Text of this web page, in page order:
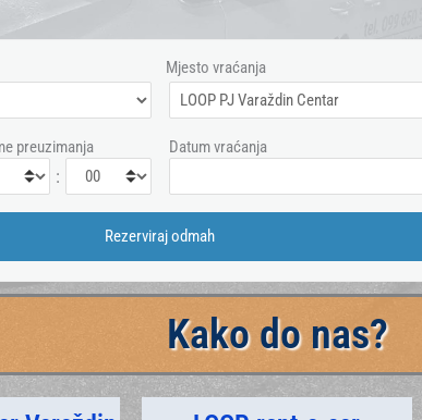
Mjesto vraćanja
preuzimanja
:
Datum vraćanja
Kako do nas?